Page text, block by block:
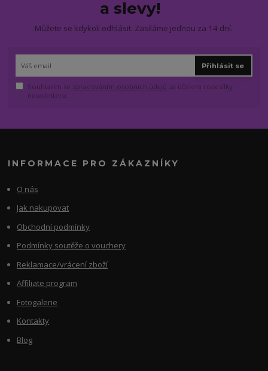
a slevy!
Můžete se kdykoli odhlásit. Zasíláme jednou za 14 dní.
Přihlásit se
Souhlasím se zpracováním osobních údajů za účelem rozesílky
newsletteru.
INFORMACE PRO ZÁKAZNÍKY
O nás
Jak nakupovat
Obchodní podmínky
Podmínky soutěže o vouchery
Reklamace/vrácení zboží
Affiliate program
Fotogalerie
Kontakty
Blog